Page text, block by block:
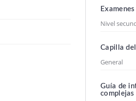
Nivel
Capilla
General
Guía de
complejas